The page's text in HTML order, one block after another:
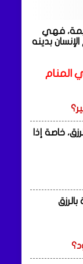
فهي
بدينه
المنام
خاصة إذا